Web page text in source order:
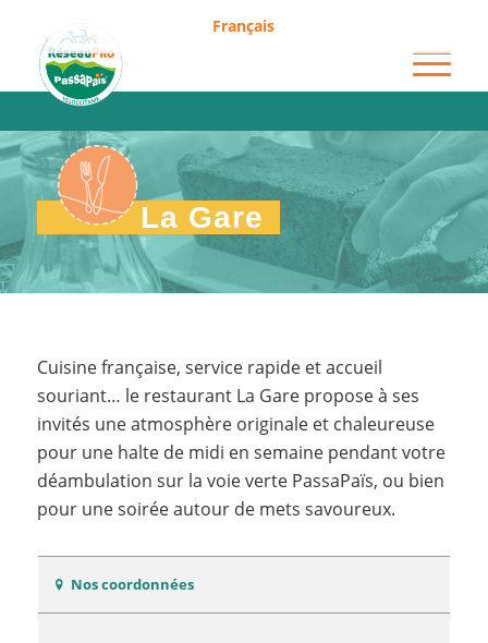
Français
La Gare
Cuisine française, service rapide et accueil
souriant… le restaurant La Gare propose à ses
invités une atmosphère originale et chaleureuse
pour une halte de midi en semaine pendant votre
déambulation sur la voie verte PassaPaïs, ou bien
pour une soirée autour de mets savoureux.
Nos coordonnées